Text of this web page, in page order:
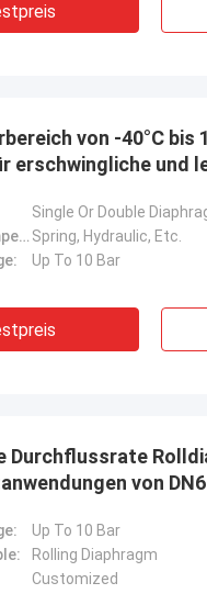
von -40°C bis
erschwingliche und
Single Or Double
Pressure Compensation: Spring, Hydraulic, Etc.
Up To 10 Bar
Durchflussrate
von
Up To 10 Bar
Rolling Diaphragm
Customized